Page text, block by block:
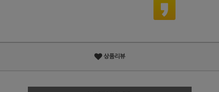
상품리뷰